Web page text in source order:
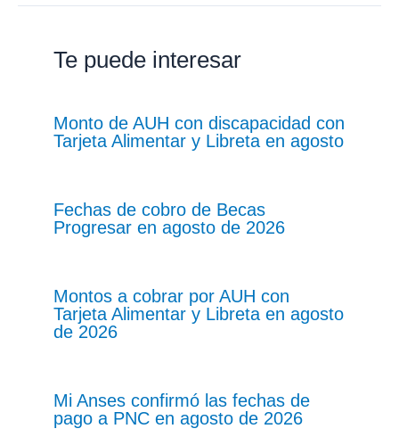
Te puede interesar
Monto de AUH con discapacidad con
Tarjeta Alimentar y Libreta en agosto
Fechas de cobro de Becas
Progresar en agosto de 2026
Montos a cobrar por AUH con
Tarjeta Alimentar y Libreta en agosto
de 2026
Mi Anses confirmó las fechas de
pago a PNC en agosto de 2026